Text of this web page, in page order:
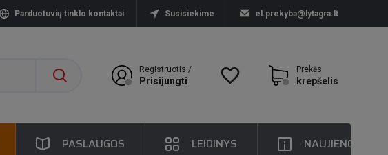
Parduotuvių tinklo kontaktai Susisiekime el.prekyba@lytagra.lt
Prekės
krepšelis
favorite_border
Registruotis /
Prisijungti
PASLAUGOS LEIDINYS NAUJIENOS